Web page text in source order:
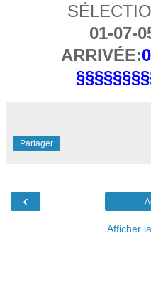
01-07-
ARRIVÉE:
Partager
‹
Afficher